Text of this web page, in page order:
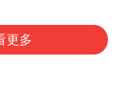
更多